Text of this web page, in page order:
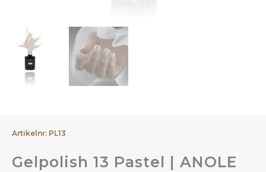
Artikelnr: PL13
Gelpolish 13 Pastel | ANOLE